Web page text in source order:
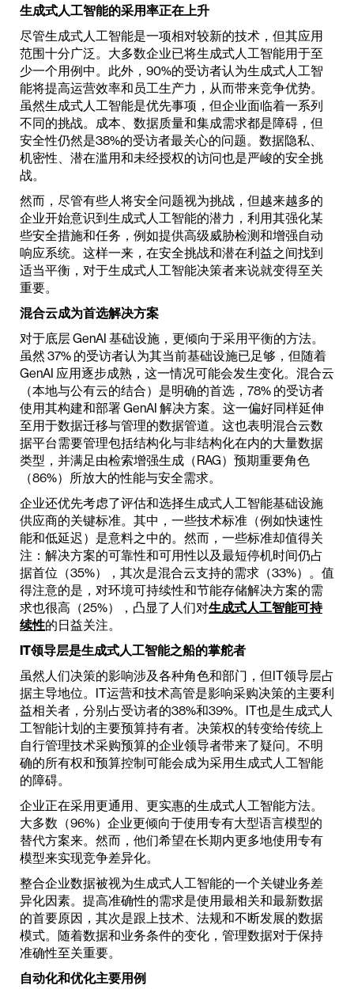
生成式人工智能的采用率正在上升
尽管生成式人工智能是一项相对较新的技术，但其应用
范围十分广泛。大多数企业已将生成式人工智能用于至
少一个用例中。此外，90%的受访者认为生成式人工智
能将提高运营效率和员工生产力，从而带来竞争优势。
虽然生成式人工智能是优先事项，但企业面临着一系列
不同的挑战。成本、数据质量和集成需求都是障碍，但
安全性仍然是38%的受访者最关心的问题。数据隐私、
机密性、潜在滥用和未经授权的访问也是严峻的安全挑
战。
然而，尽管有些人将安全问题视为挑战，但越来越多的
企业开始意识到生成式人工智能的潜力，利用其强化某
些安全措施和任务，例如提供高级威胁检测和增强自动
响应系统。这样一来，在安全挑战和潜在利益之间找到
适当平衡，对于生成式人工智能决策者来说就变得至关
重要。
混合云成为首选解决方案
对于底层 GenAI 基础设施，更倾向于采用平衡的方法。
虽然 37% 的受访者认为其当前基础设施已足够，但随着
GenAI 应用逐步成熟，这一情况可能会发生变化。混合云
（本地与公有云的结合）是明确的首选，78% 的受访者
使用其构建和部署 GenAI 解决方案。这一偏好同样延伸
至用于数据迁移与管理的数据管道。这也表明混合云数
据平台需要管理包括结构化与非结构化在内的大量数据
类型，并满足由检索增强生成（RAG）预期重要角色
（86%）所放大的性能与安全需求。
企业还优先考虑了评估和选择生成式人工智能基础设施
供应商的关键标准。其中，一些技术标准（例如快速性
能和低延迟）是意料之中的。然而，一些标准却值得关
注：解决方案的可靠性和可用性以及最短停机时间仍占
据首位（35%），其次是混合云支持的需求（33%）。值
得注意的是，对环境可持续性和节能存储解决方案的需
求也很高（25%），凸显了人们对生成式人工智能可持
续性的日益关注。
IT领导层是生成式人工智能之船的掌舵者
虽然人们决策的影响涉及各种角色和部门，但IT领导层占
据主导地位。IT运营和技术高管是影响采购决策的主要利
益相关者，分别占受访者的38%和39%。IT也是生成式人
工智能计划的主要预算持有者。决策权的转变给传统上
自行管理技术采购预算的企业领导者带来了疑问。不明
确的所有权和预算控制可能会成为采用生成式人工智能
的障碍。
企业正在采用更通用、更实惠的生成式人工智能方法。
大多数（96%）企业更倾向于使用专有大型语言模型的
替代方案来。然而，他们希望在长期内更多地使用专有
模型来实现竞争差异化。
整合企业数据被视为生成式人工智能的一个关键业务差
异化因素。提高准确性的需求是使用最相关和最新数据
的首要原因，其次是跟上技术、法规和不断发展的数据
模式。随着数据和业务条件的变化，管理数据对于保持
准确性至关重要。
自动化和优化主要用例